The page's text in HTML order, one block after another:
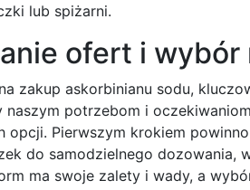
lub spiżarni.
ofert i wybór
zakup askorbinianu sodu,
naszym potrzebom i
opcji. Pierwszym krokiem
do samodzielnego dozowania,
ma swoje zalety i wady, a